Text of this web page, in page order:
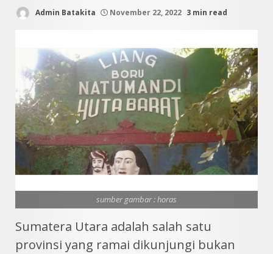
Admin Batakita November 22, 2022 3 min read
sumber gambar : horas
Sumatera Utara adalah salah satu
provinsi yang ramai dikunjungi bukan